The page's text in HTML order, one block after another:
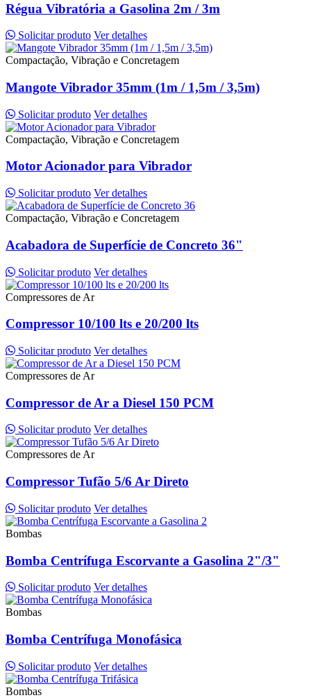
Régua Vibratória a Gasolina 2m / 3m
Solicitar produto Ver detalhes
Compactação, Vibração e Concretagem
Mangote Vibrador 35mm (1m / 1,5m / 3,5m)
Solicitar produto Ver detalhes
Compactação, Vibração e Concretagem
Motor Acionador para Vibrador
Solicitar produto Ver detalhes
Compactação, Vibração e Concretagem
Acabadora de Superfície de Concreto 36"
Solicitar produto Ver detalhes
Compressores de Ar
Compressor 10/100 lts e 20/200 lts
Solicitar produto Ver detalhes
Compressores de Ar
Compressor de Ar a Diesel 150 PCM
Solicitar produto Ver detalhes
Compressores de Ar
Compressor Tufão 5/6 Ar Direto
Solicitar produto Ver detalhes
Bombas
Bomba Centrífuga Escorvante a Gasolina 2"/3"
Solicitar produto Ver detalhes
Bombas
Bomba Centrífuga Monofásica
Solicitar produto Ver detalhes
Bombas